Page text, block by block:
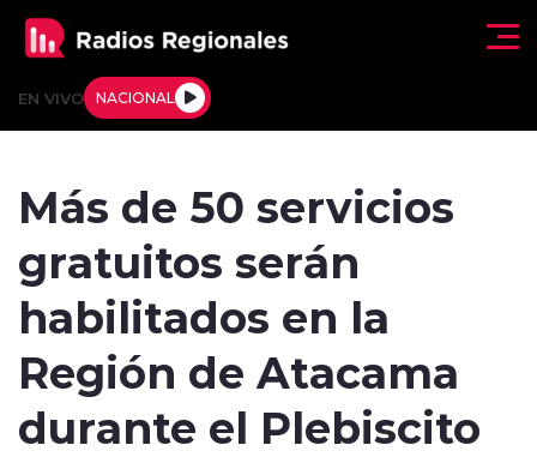
EN VIVO NACIONAL
Tendencias
Deportes
Internacional
Más de 50 servicios
gratuitos serán
habilitados en la
Región de Atacama
durante el Plebiscito